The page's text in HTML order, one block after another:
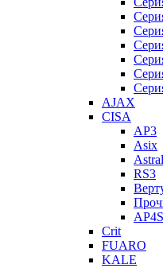
AJAX
CISA
AP3
Asix
Astral
RS3
AP4S
Crit
FUARO
KALE